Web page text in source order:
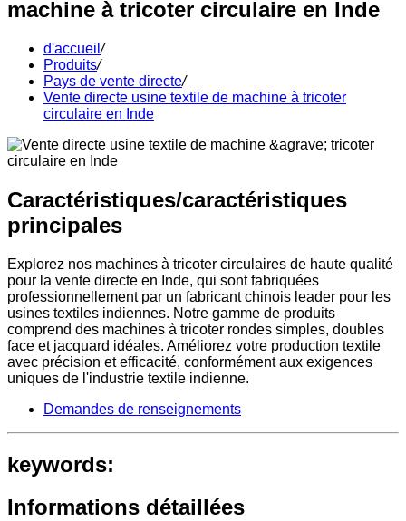
machine à tricoter circulaire en Inde
d'accueil/
Produits/
Pays de vente directe/
Vente directe usine textile de machine à tricoter
circulaire en Inde
Caractéristiques/caractéristiques
principales
Explorez nos machines à tricoter circulaires de haute qualité
pour la vente directe en Inde, qui sont fabriquées
professionnellement par un fabricant chinois leader pour les
usines textiles indiennes. Notre gamme de produits
comprend des machines à tricoter rondes simples, doubles
face et jacquard idéales. Améliorez votre production textile
avec précision et efficacité, conformément aux exigences
uniques de l'industrie textile indienne.
Demandes de renseignements
keywords:
Informations détaillées